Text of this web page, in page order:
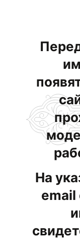
На
email